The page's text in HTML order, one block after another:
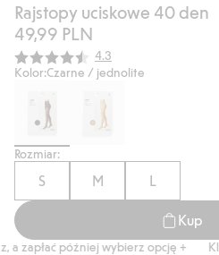
Rajstopy uciskowe 40 den
49,99 PLN
Średnia ocena:
4.3
Kolor:Czarne / jednolite
Rozmiar:
S M L
Kup
zapłać później wybierz opcję +